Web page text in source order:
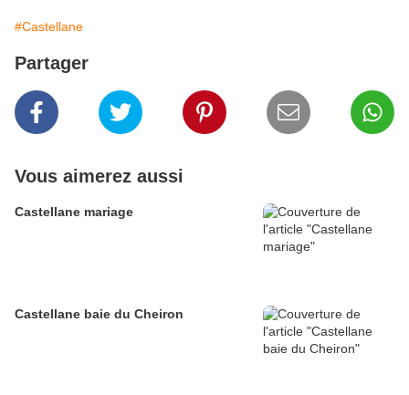
#Castellane
Partager
Vous aimerez aussi
Castellane mariage
Castellane baie du Cheiron